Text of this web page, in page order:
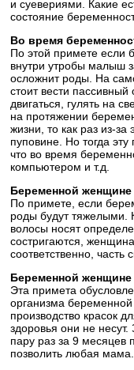
и суевериями. Какие
состояние
Во время
По этой примете если
внутри утробы малыш
осложнит роды. На
стоит вести
двигаться, гулять на
на протяжении
жизни, то как раз из-
пуповине. Но тогда
что во время
компьютером и т.д.
Беременной
По примете, если
роды будут тяжелыми.
волосы носят
состригаются, женщина
соответственно, часть
Беременной женщине
Эта примета
организма
производство красок
здоровья они не несут.
пару раз за 9 месяцев
позволить любая мама.